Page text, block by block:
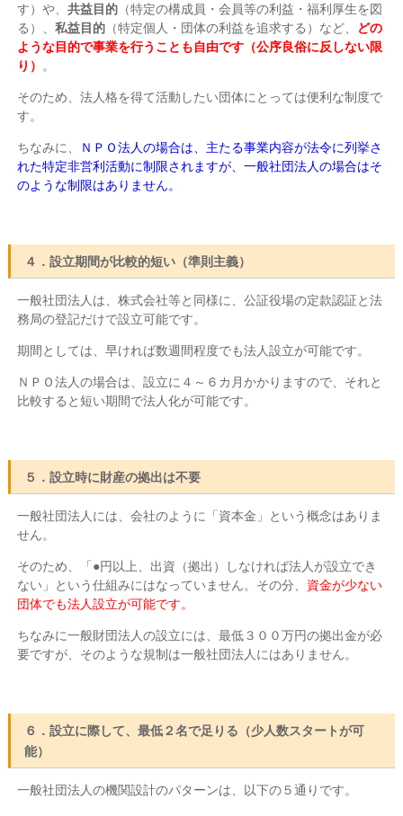
す）や、共益目的 （特定の構成員・会員等の利益・福利厚生を図
る）、私益目的 （特定個人・団体の利益を追求する）など、 どの
ような目的で事業を行うことも自由です（公序良俗に反しない限
り） 。
そのため、法人格を得て活動したい団体にとっては便利な制度で
す。
ちなみに、
ＮＰＯ法人の場合は、主たる事業内容が法令に列挙さ
れた特定非営利活動に制限されますが、一般社団法人の場合はそ
のような制限はありません。
４．設立期間が比較的短い（準則主義）
一般社団法人は、株式会社等と同様に、公証役場の定款認証と法
務局の登記だけで設立可能です。
期間としては、早ければ数週間程度でも法人設立が可能です。
ＮＰＯ法人の場合は、設立に４～６カ月かかりますので、それと
比較すると短い期間で法人化が可能です。
５．設立時に財産の拠出は不要
一般社団法人には、会社のように「資本金」という概念はありま
せん。
そのため、「●円以上、出資（拠出）しなければ法人が設立でき
ない」という仕組みにはなっていません。その分、 資金が少ない
団体でも法人設立が可能です。
ちなみに一般財団法人の設立には、最低３００万円の拠出金が必
要ですが、そのような規制は一般社団法人にはありません。
６．設立に際して、最低２名で足りる（少人数スタートが可
能）
一般社団法人の機関設計のパターンは、以下の５通りです。